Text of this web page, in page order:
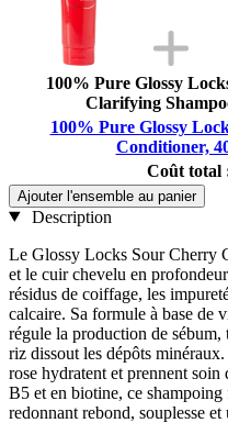
100% Pure Glossy
Clarifying
100% Pure Glossy
Conditioner,
Coût total
Ajouter l'ensemble au panier
Description
Le Glossy Locks Sour Cherry
et le cuir chevelu en
résidus de coiffage, les
calcaire. Sa formule à base de
régule la production de
riz dissout les dépôts
rose hydratent et prennent
B5 et en biotine, ce
redonnant rebond, souplesse